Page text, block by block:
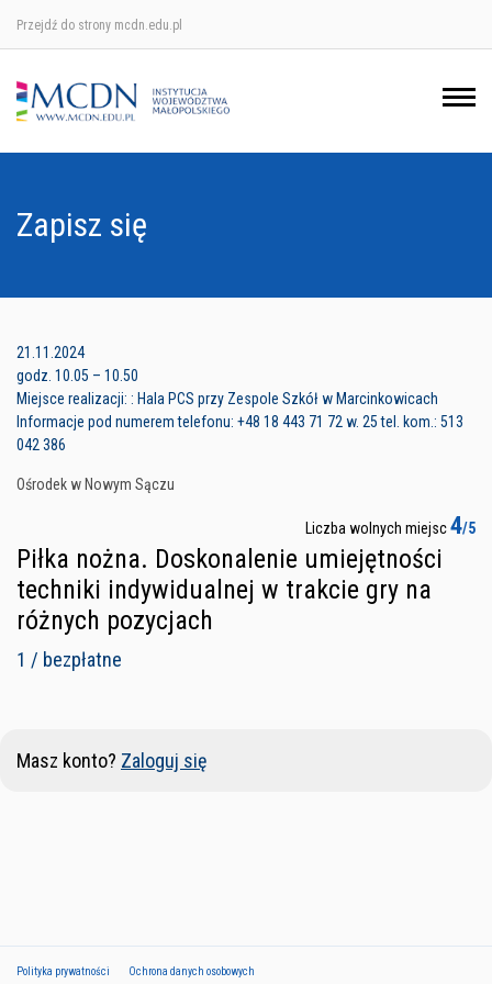
Przejdź do strony mcdn.edu.pl
Zapisz się
21.11.2024
godz. 10.05 – 10.50
Miejsce realizacji: : Hala PCS przy Zespole Szkół w Marcinkowicach
Informacje pod numerem telefonu: +48 18 443 71 72 w. 25 tel. kom.: 513
042 386
Ośrodek w Nowym Sączu
Liczba wolnych miejsc4/5
Piłka nożna. Doskonalenie umiejętności
techniki indywidualnej w trakcie gry na
różnych pozycjach
1 / bezpłatne
Masz konto? Zaloguj się
Polityka prywatności Ochrona danych osobowych
Ośrodek w Krakowie
Ośrodek w Nowym Sączu
Ośrodek w Tarnowie